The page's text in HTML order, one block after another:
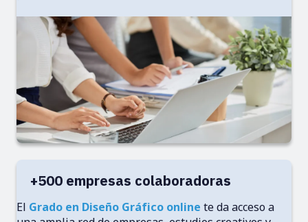
+500 empresas colaboradoras
El Grado en Diseño Gráfico online te da acceso a